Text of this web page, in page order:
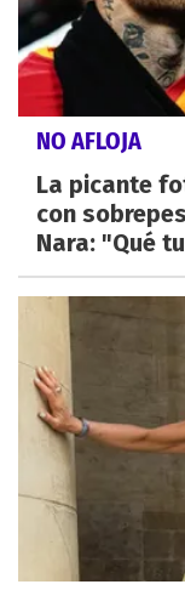
NO AFLOJA
La picante
con
Nara: "Qué